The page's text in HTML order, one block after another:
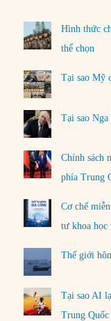
Hình thức
thể chọn
Tại sao Mỹ
Tại sao
Chính sách
phía Trung
Cơ chế
tư khoa học
Thế giới
Tại sao AI
Trung Quốc